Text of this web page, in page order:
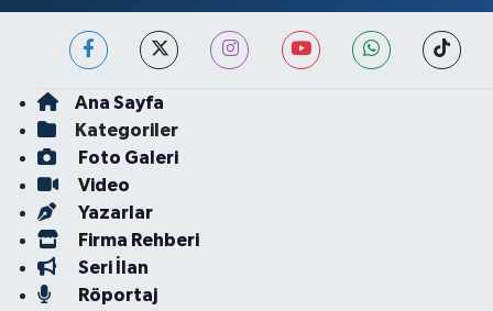
Ana Sayfa
Kategoriler
Foto Galeri
Video
Yazarlar
Firma Rehberi
Seri İlan
Röportaj